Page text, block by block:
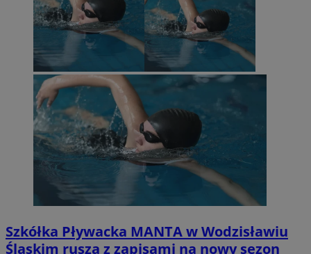
Szkółka Pływacka MANTA w Wodzisławiu
Śląskim rusza z zapisami na nowy sezon